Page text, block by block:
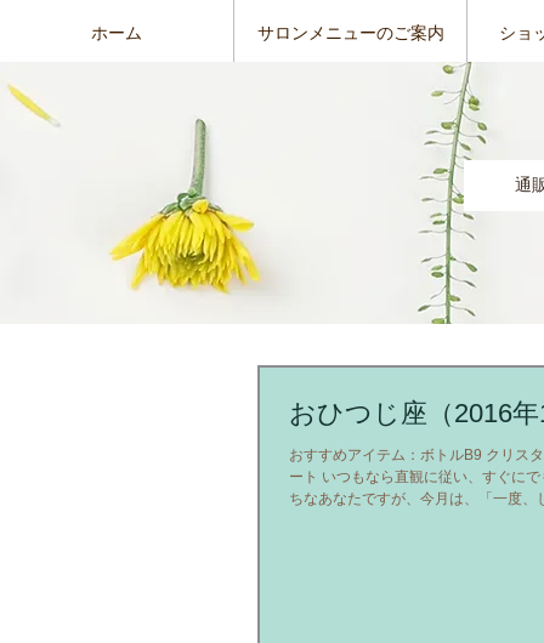
ホーム サロンメニューのご案内 ショ
通
おひつじ座（2016
おすすめアイテム：ボトルB9 クリス
ート いつもなら直観に従い、すぐに
ちなあなたですが、今月は、「一度、